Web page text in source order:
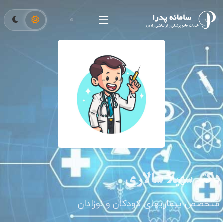
دکتر سهیلا سالاری
متخصص بیماریهای کودکان و نوزادان